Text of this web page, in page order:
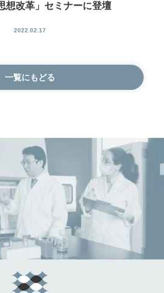
想改革」セミナーに登壇
2022.02.17
一覧にもどる